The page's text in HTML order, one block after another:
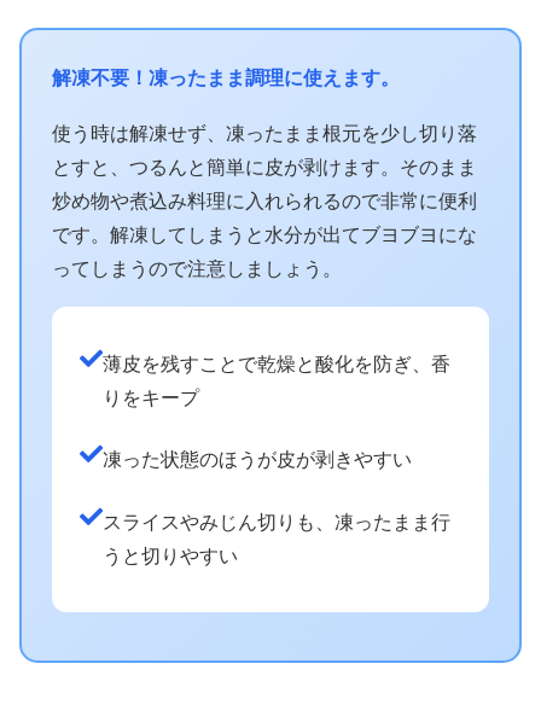
解凍不要！凍ったまま調理に使えます。
使う時は解凍せず、凍ったまま根元を少し切り落
とすと、つるんと簡単に皮が剥けます。そのまま
炒め物や煮込み料理に入れられるので非常に便利
です。解凍してしまうと水分が出てブヨブヨにな
ってしまうので注意しましょう。
薄皮を残すことで乾燥と酸化を防ぎ、香
りをキープ
凍った状態のほうが皮が剥きやすい
スライスやみじん切りも、凍ったまま行
うと切りやすい